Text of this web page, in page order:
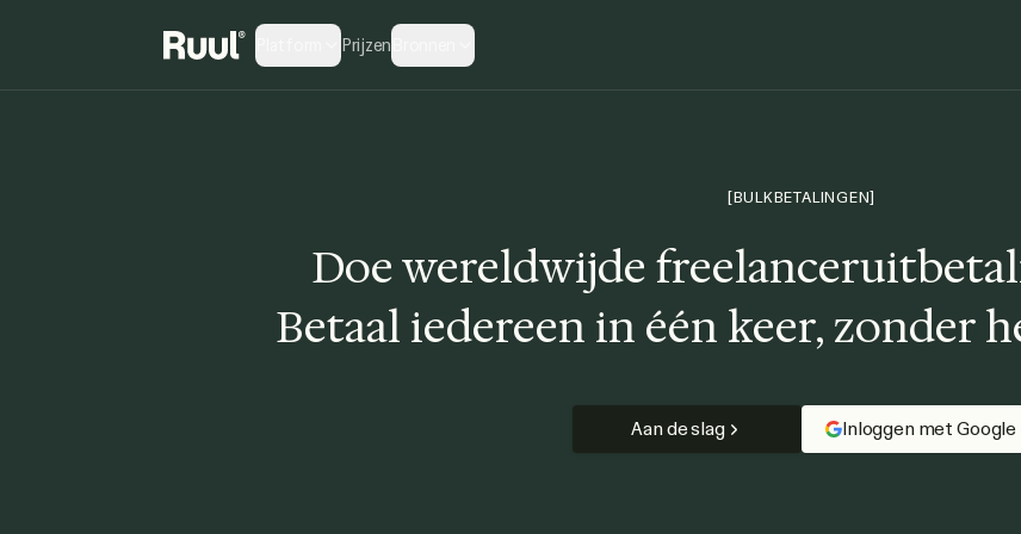
Ruul home Prijzen
[BULKBETALINGEN]
Doe wereldwijde
Betaal iedereen in één keer, zonder
Aan de slag Inloggen met Google